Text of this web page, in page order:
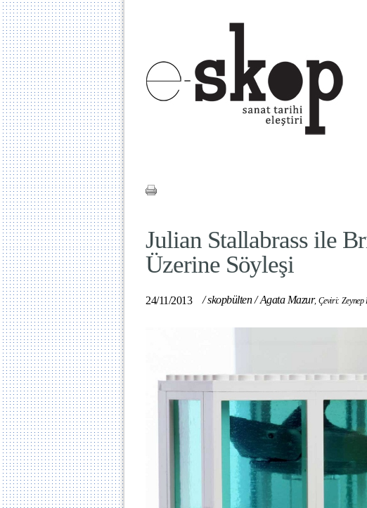
Julian Stallabrass ile
Üzerine Söyleşi
24/11/2013 /skopbülten /Agata Mazur, Çeviri: Zeynep